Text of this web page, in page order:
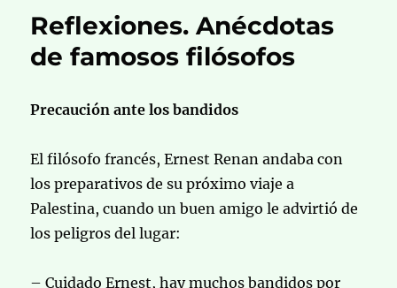
Reflexiones. Anécdotas
de famosos filósofos
Precaución ante los bandidos
El filósofo francés, Ernest Renan andaba con
los preparativos de su próximo viaje a
Palestina, cuando un buen amigo le advirtió de
los peligros del lugar:
– Cuidado Ernest, hay muchos bandidos por